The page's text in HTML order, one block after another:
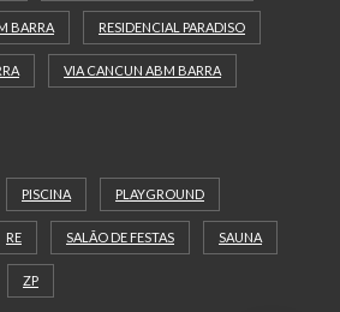
BARRA RESIDENCIAL PARADISO
VIA CANCUN ABM BARRA
PISCINA PLAYGROUND
RE SALÃO DE FESTAS SAUNA
ZP